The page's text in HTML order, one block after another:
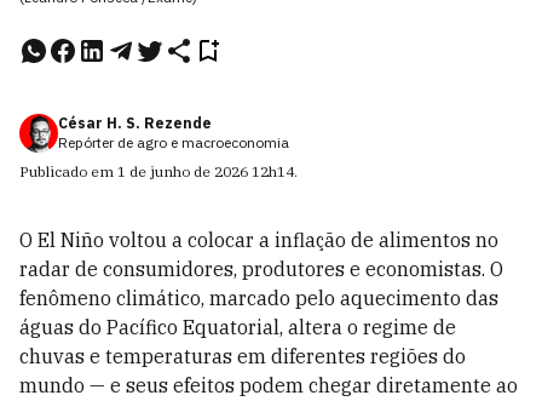
César H. S. Rezende
Repórter de agro e macroeconomia
Publicado em 1 de junho de 2026 12h14.
O El Niño voltou a colocar a inflação de alimentos no
radar de consumidores, produtores e economistas. O
fenômeno climático, marcado pelo aquecimento das
águas do Pacífico Equatorial, altera o regime de
chuvas e temperaturas em diferentes regiões do
mundo — e seus efeitos podem chegar diretamente ao